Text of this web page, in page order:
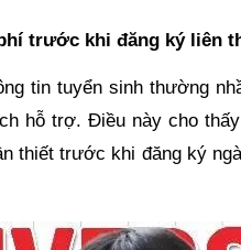
trước khi đăng ký liên
tin tuyển sinh thường
hỗ trợ. Điều này cho
thiết trước khi đăng ký